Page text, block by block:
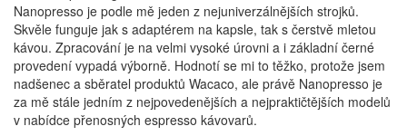
Nanopresso je podle mě jeden z nejuniverzálnějších strojků.
Skvěle funguje jak s adaptérem na kapsle, tak s čerstvě mletou
kávou. Zpracování je na velmi vysoké úrovni a i základní černé
provedení vypadá výborně. Hodnotí se mi to těžko, protože jsem
nadšenec a sběratel produktů Wacaco, ale právě Nanopresso je
za mě stále jedním z nejpovedenějších a nejpraktičtějších modelů
v nabídce přenosných espresso kávovarů.